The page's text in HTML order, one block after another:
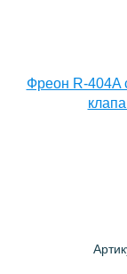
Фреон R-404A